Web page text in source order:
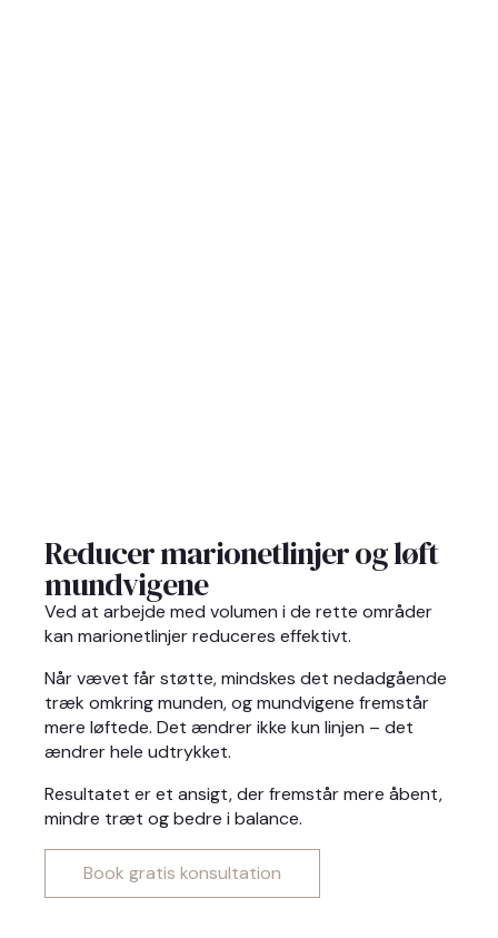
Reducer marionetlinjer og løft
mundvigene
Ved at arbejde med volumen i de rette områder
kan marionetlinjer reduceres effektivt.
Når vævet får støtte, mindskes det nedadgående
træk omkring munden, og mundvigene fremstår
mere løftede. Det ændrer ikke kun linjen – det
ændrer hele udtrykket.
Resultatet er et ansigt, der fremstår mere åbent,
mindre træt og bedre i balance.
Book gratis konsultation